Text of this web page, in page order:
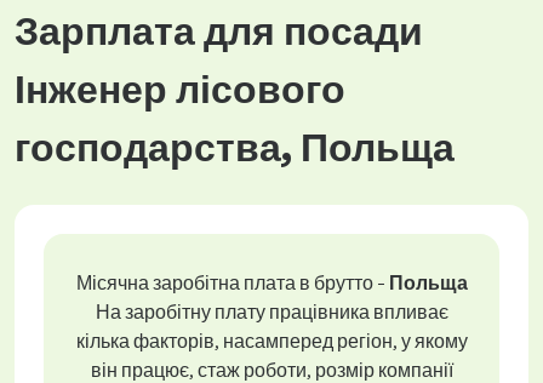
Зарплата для посади
Інженер лісового
господарства, Польща
Місячна заробітна плата в брутто - Польща
На заробітну плату працівника впливає
кілька факторів, насамперед регіон, у якому
він працює, стаж роботи, розмір компанії